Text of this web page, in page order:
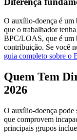
O auxílio-doença é um
que o trabalhador
BPC/LOAS, que é um
contribuição. Se você
guia completo sobre o
Quem Tem
2026
O auxílio-doença pode
que comprovem
principais grupos